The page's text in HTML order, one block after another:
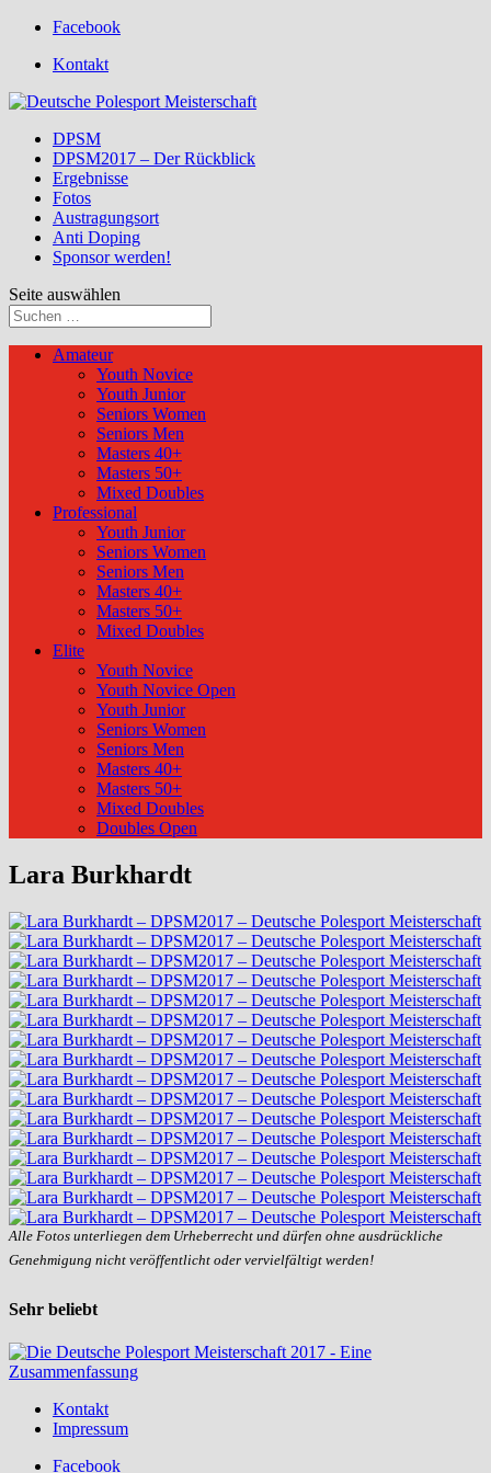
Facebook
Kontakt
DPSM
DPSM2017 – Der Rückblick
Ergebnisse
Fotos
Austragungsort
Anti Doping
Sponsor werden!
Seite auswählen
Amateur
Youth Novice
Youth Junior
Seniors Women
Seniors Men
Masters 40+
Masters 50+
Mixed Doubles
Professional
Youth Junior
Seniors Women
Seniors Men
Masters 40+
Masters 50+
Mixed Doubles
Elite
Youth Novice
Youth Novice Open
Youth Junior
Seniors Women
Seniors Men
Masters 40+
Masters 50+
Mixed Doubles
Doubles Open
Lara Burkhardt
Alle Fotos unterliegen dem Urheberrecht und dürfen ohne ausdrückliche
Genehmigung nicht veröffentlicht oder vervielfältigt werden!
Sehr beliebt
Kontakt
Impressum
Facebook